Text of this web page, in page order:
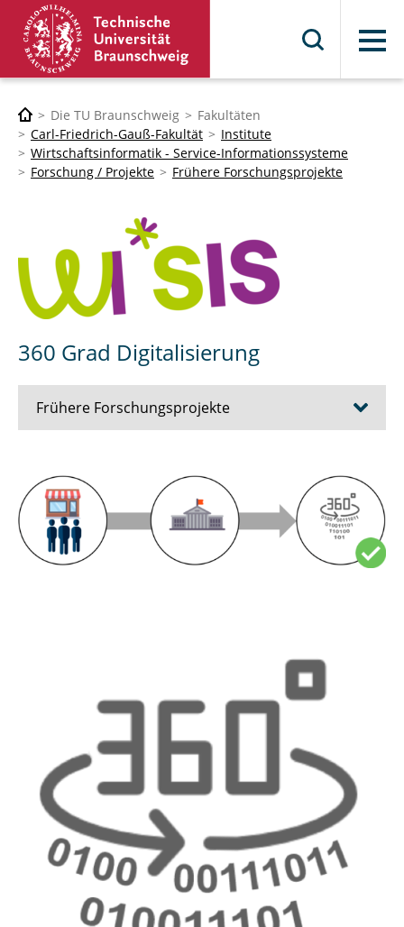
Menü
Die TU Braunschweig
Fakultäten
Carl-Friedrich-Gauß-Fakultät
Institute
Wirtschaftsinformatik - Service-Informationssysteme
Forschung / Projekte
Frühere Forschungsprojekte
360 Grad Digitalisierung
Frühere Forschungsprojekte
PartComp
StudyBuddy
Blockchain4UM
Cross-Channel-Kompetenzen
Incentives to Motivate Active Mobility
BeDien
Digitale Kompetenzen in der Weiterbildung
Conversational User Interfaces